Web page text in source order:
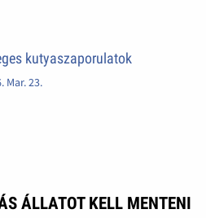
kutyaszaporulatok
Mar. 23.
ÁLLATOT KELL MENTENI